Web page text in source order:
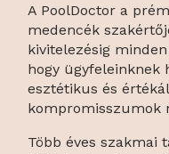
A PoolDoctor a
medencék
kivitelezésig
hogy ügyfeleinknek
esztétikus és
kompromisszumok
Több éves szakmai